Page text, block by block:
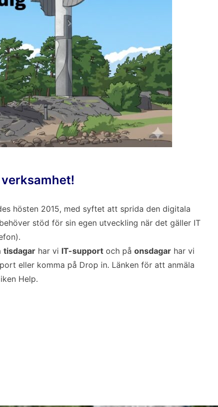
hösten 2015, med syftet att sprida den digitala
stöd för sin egen utveckling när det gäller IT
tisdagar har vi IT-support och på onsdagar har vi
eller komma på Drop in. Länken för att anmäla
Help.